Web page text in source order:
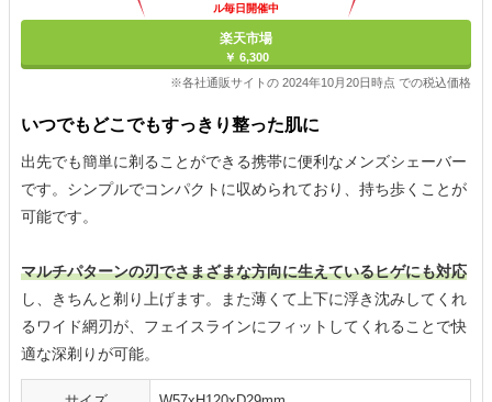
ル毎日開催中
楽天市場
￥ 6,300
※各社通販サイトの 2024年10月20日時点 での税込価格
いつでもどこでもすっきり整った肌に
出先でも簡単に剃ることができる携帯に便利なメンズシェーバー
です。シンプルでコンパクトに収められており、持ち歩くことが
可能です。
マルチパターンの刃でさまざまな方向に生えているヒゲにも対応
し、きちんと剃り上げます。また薄くて上下に浮き沈みしてくれ
るワイド網刃が、フェイスラインにフィットしてくれることで快
適な深剃りが可能。